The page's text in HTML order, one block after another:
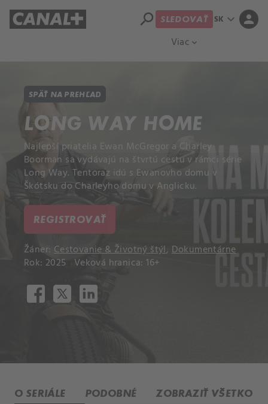
Viac expand_more
search SLEDOVAŤ SK expand_more person
SPÄŤ NA PREHĽAD
LONG WAY HOME
Najlepší priatelia Ewan McGregor a Charley
Boorman sa vydávajú na štvrtú cestu v rámci série
Long Way. Tentoraz idú s Ewanovho domu v
Škótsku do Charleyho domu v Anglicku.
REGISTROVAŤ
Žáner: Cestovanie & Životný štýl, Dokumentárne
Rok: 2025
Veková hranica: 16+
O SERIÁLE PODOBNÉ ZOBRAZIŤ VŠETKO